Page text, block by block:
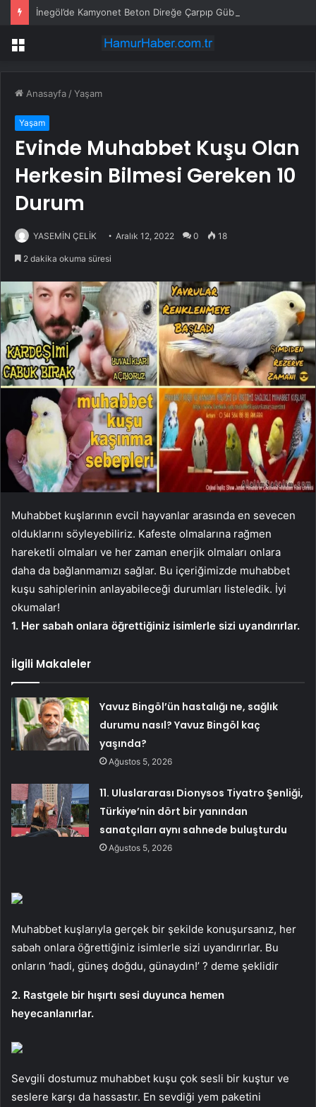
Menü
Anasayfa /Yaşam
Yaşam
Evinde Muhabbet Kuşu Olan
Herkesin Bilmesi Gereken 10
Durum
YASEMİN ÇELİK Aralık 12, 2022 0 18
2 dakika okuma süresi
Muhabbet kuşlarının evcil hayvanlar arasında en sevecen
olduklarını söyleyebiliriz. Kafeste olmalarına rağmen
hareketli olmaları ve her zaman enerjik olmaları onlara
daha da bağlanmamızı sağlar. Bu içeriğimizde muhabbet
kuşu sahiplerinin anlayabileceği durumları listeledik. İyi
okumalar!
1. Her sabah onlara öğrettiğiniz isimlerle sizi uyandırırlar.
İlgili Makaleler
Yavuz Bingöl’ün hastalığı ne, sağlık
durumu nasıl? Yavuz Bingöl kaç
yaşında?
Ağustos 5, 2026
11. Uluslararası Dionysos Tiyatro Şenliği,
Türkiye’nin dört bir yanından
sanatçıları aynı sahnede buluşturdu
Ağustos 5, 2026
Muhabbet kuşlarıyla gerçek bir şekilde konuşursanız, her
sabah onlara öğrettiğiniz isimlerle sizi uyandırırlar. Bu
onların ‘hadi, güneş doğdu, günaydın!’ ? deme şeklidir
2. Rastgele bir hışırtı sesi duyunca hemen
heyecanlanırlar.
Sevgili dostumuz muhabbet kuşu çok sesli bir kuştur ve
seslere karşı da hassastır. En sevdiği yem paketini